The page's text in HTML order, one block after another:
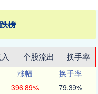
榜
个股流出
换手率
涨幅
换手率
396.89% 79.39%